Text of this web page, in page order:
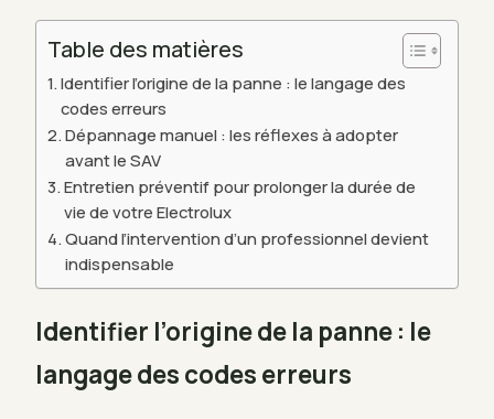
Table des matières
Identifier l’origine de la panne : le langage des
codes erreurs
Dépannage manuel : les réflexes à adopter
avant le SAV
Entretien préventif pour prolonger la durée de
vie de votre Electrolux
Quand l’intervention d’un professionnel devient
indispensable
Identifier l’origine de la panne : le
langage des codes erreurs